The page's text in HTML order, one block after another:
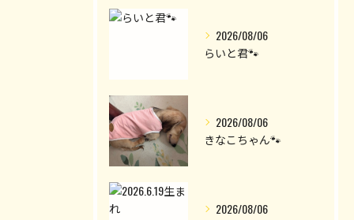
2026/08/06
らいと君🐾
2026/08/06
きなこちゃん🐾
2026/08/06